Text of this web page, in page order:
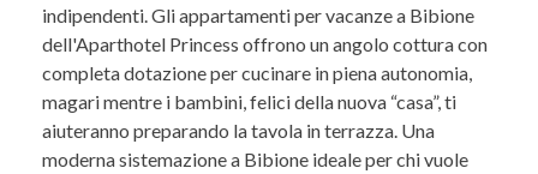
indipendenti. Gli appartamenti per vacanze a Bibione
dell'Aparthotel Princess offrono un angolo cottura con
completa dotazione per cucinare in piena autonomia,
magari mentre i bambini, felici della nuova “casa”, ti
aiuteranno preparando la tavola in terrazza. Una
moderna sistemazione a Bibione ideale per chi vuole